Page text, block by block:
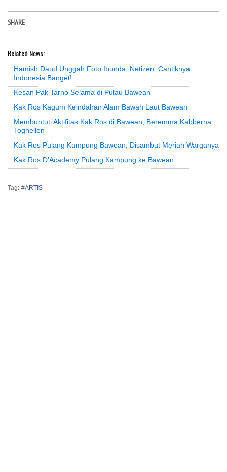
SHARE :
Related News:
Hamish Daud Unggah Foto Ibunda, Netizen: Cantiknya
Indonesia Banget!
Kesan Pak Tarno Selama di Pulau Bawean
Kak Ros Kagum Keindahan Alam Bawah Laut Bawean
Membuntuti Aktifitas Kak Ros di Bawean, Beremma Kabberna
Toghellen
Kak Ros Pulang Kampung Bawean, Disambut Meriah Warganya
Kak Ros D’Academy Pulang Kampung ke Bawean
Tag: #ARTIS